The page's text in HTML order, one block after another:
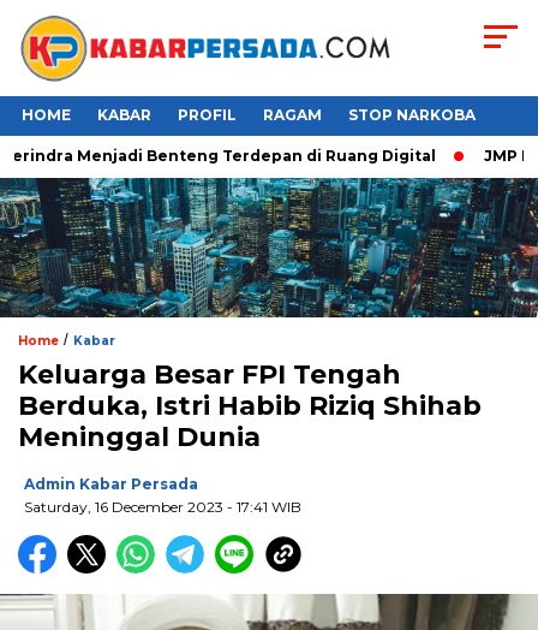
HOME KABAR PROFIL RAGAM STOP NARKOBA
Menjadi Benteng Terdepan di Ruang Digital JMP Puji
Home / Kabar
Keluarga Besar FPI Tengah
Berduka, Istri Habib Riziq Shihab
Meninggal Dunia
Admin Kabar Persada
Saturday, 16 December 2023 - 17:41 WIB